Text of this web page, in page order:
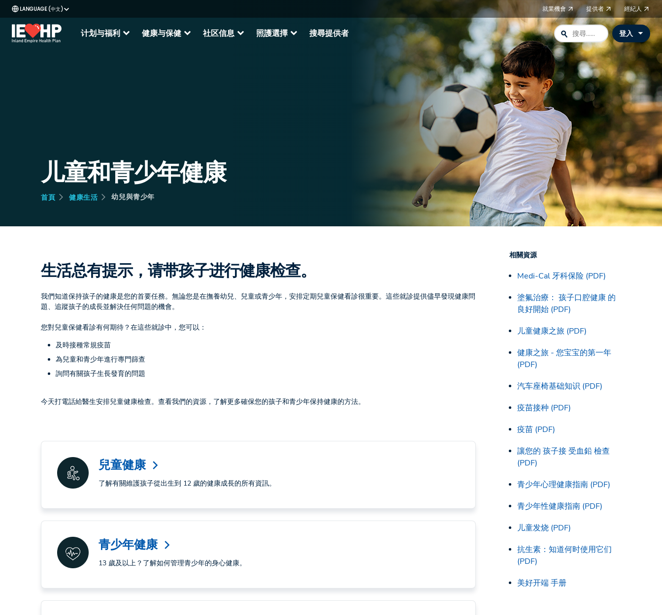
中文 就業機會 提供者 經紀人
计划与福利 expand_more 健康与保健 expand_more 社区信息expand_more 照護選擇 expand_more 搜尋提供者 search 登入
儿童和青少年健康
首頁 健康生活 幼兒與青少年
生活总有提示，请带孩子进行健康检查。
我們知道保持孩子的健康是您的首要任務。無論您是在撫養幼兒、兒童或青少年，安排定期兒童保健看診很重要。這些就診提供儘早發現健康問
題、追蹤孩子的成長並解決任何問題的機會。
您對兒童保健看診有何期待？在這些就診中，您可以：
及時接種常規疫苗
為兒童和青少年進行專門篩查
詢問有關孩子生長發育的問題
今天打電話給醫生安排兒童健康檢查。查看我們的資源，了解更多確保您的孩子和青少年保持健康的方法。
兒童健康 arrow_forward_ios
了解有關維護孩子從出生到 12 歲的健康成長的所有資訊。
青少年健康 arrow_forward_ios
13 歲及以上？了解如何管理青少年的身心健康。
相關資源
Medi-Cal 牙科保险 (PDF)
塗氟治療： 孩子口腔健康 的
良好開始 (PDF)
儿童健康之旅 (PDF)
健康之旅 - 您宝宝的第一年
(PDF)
汽车座椅基础知识 (PDF)
疫苗接种 (PDF)
疫苗 (PDF)
讓您的 孩子接 受血鉛 檢查
(PDF)
青少年心理健康指南 (PDF)
青少年性健康指南 (PDF)
儿童发烧 (PDF)
抗生素：知道何时使用它们
(PDF)
美好开端 手册